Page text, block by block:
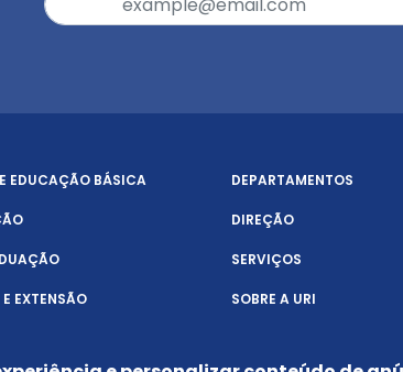
EDUCAÇÃO BÁSICA
EXTENSÃO
DEPARTAMENTOS
DIREÇÃO
SERVIÇOS
SOBRE A URI